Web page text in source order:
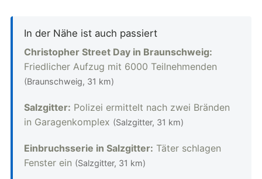
In der Nähe ist auch passiert
Christopher Street Day in Braunschweig:
Friedlicher Aufzug mit 6000 Teilnehmenden
(Braunschweig, 31 km)
Salzgitter: Polizei ermittelt nach zwei Bränden
in Garagenkomplex (Salzgitter, 31 km)
Einbruchsserie in Salzgitter: Täter schlagen
Fenster ein (Salzgitter, 31 km)